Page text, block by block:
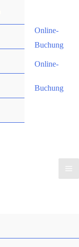
Online-
Buchung
Online-
Buchung